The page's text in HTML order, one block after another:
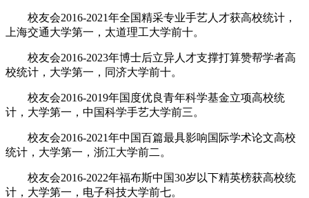
校友会2016-2021年全国精采专业手艺人才获高校统计，
上海交通大学第一，太道理工大学前十。
校友会2016-2023年博士后立异人才支撑打算赞帮学者高
校统计，大学第一，同济大学前十。
校友会2016-2019年国度优良青年科学基金立项高校统
计，大学第一，中国科学手艺大学前三。
校友会2016-2021年中国百篇最具影响国际学术论文高校
统计，大学第一，浙江大学前二。
校友会2016-2022年福布斯中国30岁以下精英榜获高校统
计，大学第一，电子科技大学前七。